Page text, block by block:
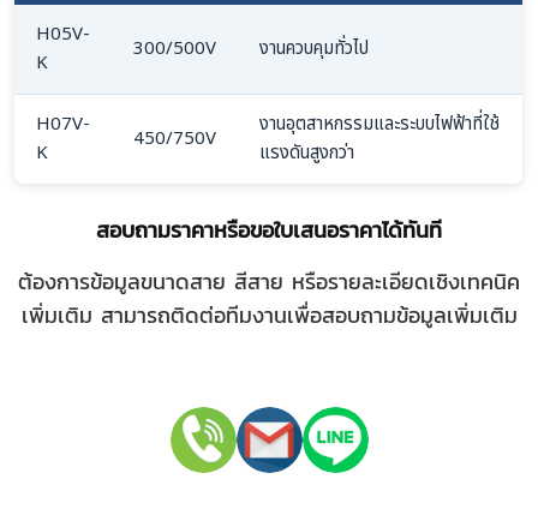
H05V-
K
300/500V งานควบคุมทั่วไป
H07V-
K
450/750V
งานอุตสาหกรรมและระบบไฟฟ้าที่ใช้
แรงดันสูงกว่า
สอบถามราคาหรือขอใบเสนอราคาได้ทันที
ต้องการข้อมูลขนาดสาย สีสาย หรือรายละเอียดเชิงเทคนิค
เพิ่มเติม สามารถติดต่อทีมงานเพื่อสอบถามข้อมูลเพิ่มเติม